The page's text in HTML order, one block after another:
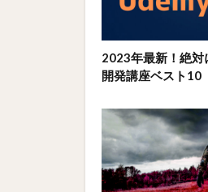
2023年最新！絶
開発講座ベスト10